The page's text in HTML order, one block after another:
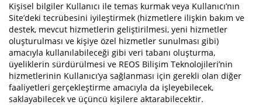
Kişisel bilgiler Kullanıcı ile temas kurmak veya Kullanıcı’nın
Site’deki tecrübesini iyileştirmek (hizmetlere ilişkin bakım ve
destek, mevcut hizmetlerin geliştirilmesi, yeni hizmetler
oluşturulması ve kişiye özel hizmetler sunulması gibi)
amacıyla kullanılabileceği gibi veri tabanı oluşturma,
üyeliklerin sürdürülmesi ve REOS Bilişim Teknolojileri’nin
hizmetlerinin Kullanıcı’ya sağlanması için gerekli olan diğer
faaliyetleri gerçekleştirme amacıyla da işleyebilecek,
saklayabilecek ve üçüncü kişilere aktarabilecektir.